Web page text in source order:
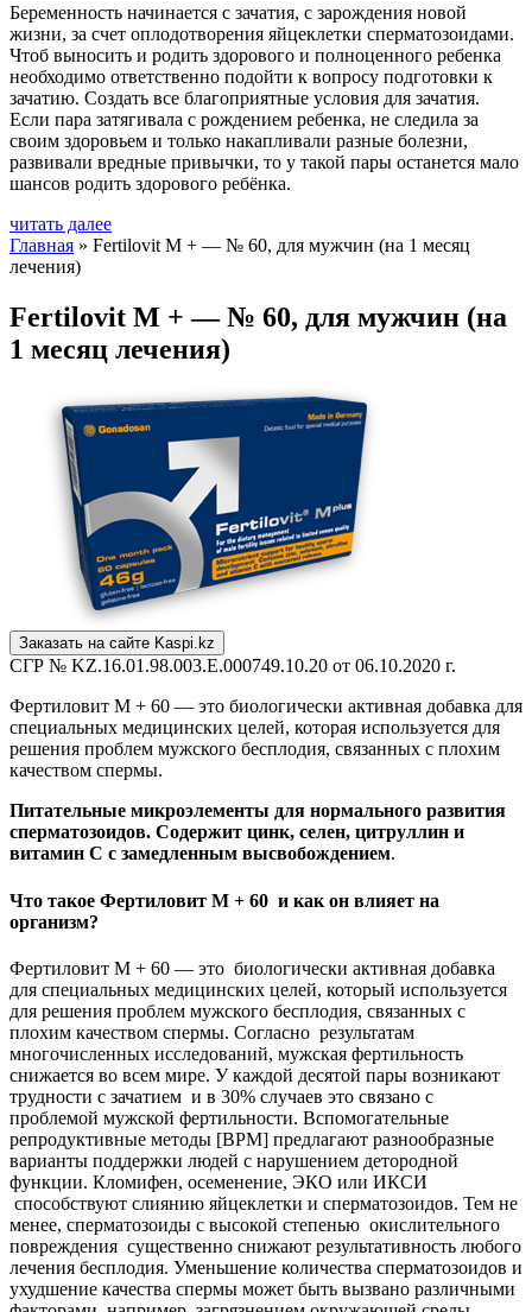
Беременность начинается с зачатия, с зарождения новой
жизни, за счет оплодотворения яйцеклетки сперматозоидами.
Чтоб выносить и родить здорового и полноценного ребенка
необходимо ответственно подойти к вопросу подготовки к
зачатию. Создать все благоприятные условия для зачатия.
Если пара затягивала с рождением ребенка, не следила за
своим здоровьем и только накапливали разные болезни,
развивали вредные привычки, то у такой пары останется мало
шансов родить здорового ребёнка.
читать далее
Главная » Fertilovit M + — № 60, для мужчин (на 1 месяц
лечения)
Fertilovit M + — № 60, для мужчин (на
1 месяц лечения)
Заказать на сайте Kaspi.kz
СГР № KZ.16.01.98.003.E.000749.10.20 от 06.10.2020 г.
Фертиловит М + 60 — это биологически активная добавка для
специальных медицинских целей, которая используется для
решения проблем мужского бесплодия, связанных с плохим
качеством спермы.
Питательные микроэлементы для нормального развития
сперматозоидов. Содержит цинк, селен, цитруллин и
витамин С с замедленным высвобождением.
Что такое Фертиловит М + 60 и как он влияет на
организм?
Фертиловит М + 60 — это биологически активная добавка
для специальных медицинских целей, который используется
для решения проблем мужского бесплодия, связанных с
плохим качеством спермы. Согласно результатам
многочисленных исследований, мужская фертильность
снижается во всем мире. У каждой десятой пары возникают
трудности с зачатием и в 30% случаев это связано с
проблемой мужской фертильности. Вспомогательные
репродуктивные методы [ВРМ] предлагают разнообразные
варианты поддержки людей с нарушением детородной
функции. Кломифен, осеменение, ЭКО или ИКСИ
способствуют слиянию яйцеклетки и сперматозоидов. Тем не
менее, сперматозоиды с высокой степенью окислительного
повреждения существенно снижают результативность любого
лечения бесплодия. Уменьшение количества сперматозоидов и
ухудшение качества спермы может быть вызвано различными